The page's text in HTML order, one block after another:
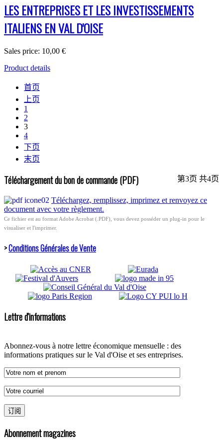
LES ENTREPRISES ET LES INVESTISSEMENTS
ITALIENS EN VAL D'OISE
Sales price: 10,00 €
Product details
首页
上页
1
2
3
4
下页
末页
第3页 共4页
Téléchargement du bon de commande (PDF)
Téléchargez, remplissez, imprimez et renvoyez ce
document avec votre règlement.
Ce fichier est au format Adobe Acrobat (.PDF), vous devez posséder un plug-in pour le
visualiser et l'imprimer.
>Conditions Générales de Vente
Lettre d'informations
Abonnez-vous à notre lettre économique mensuelle : des
informations pratiques sur le Val d'Oise et ses entreprises.
Abonnement magazines